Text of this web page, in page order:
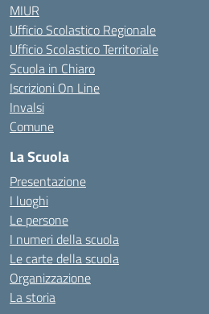
MIUR
Ufficio Scolastico Regionale
Ufficio Scolastico Territoriale
Scuola in Chiaro
Iscrizioni On Line
Invalsi
Comune
La Scuola
Presentazione
I luoghi
Le persone
I numeri della scuola
Le carte della scuola
Organizzazione
La storia